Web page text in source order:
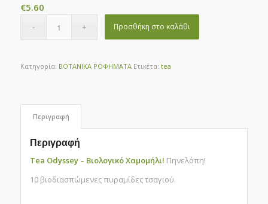
€5.60
Προσθήκη στο καλάθι
Κατηγορία: ΒΟΤΑΝΙΚΑ ΡΟΦΗΜΑΤΑ Ετικέτα: tea
Περιγραφή
Περιγραφή
Tea Odyssey – Βιολογικό Χαμομήλι! Πηνελόπη!
10 βιοδιασπώμενες πυραμίδες τσαγιού.